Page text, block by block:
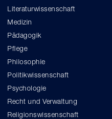
Literaturwissenschaft
Medizin
Pädagogik
Pflege
Philosophie
Politikwissenschaft
Psychologie
Recht und Verwaltung
Religionswissenschaft